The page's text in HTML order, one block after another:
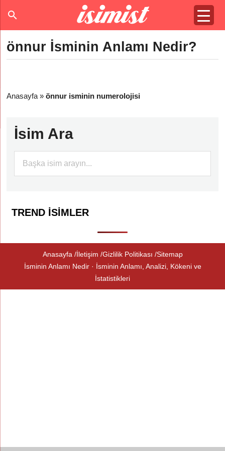
önnur İsminin Anlamı Nedir?
Anasayfa »önnur isminin numerolojisi
İsim Ara
TREND İSIMLER
Anasayfa İletişim Gizlilik Politikası Sitemap
İsminin Anlamı Nedir · İsminin Anlamı, Analizi, Kökeni ve
İstatistikleri